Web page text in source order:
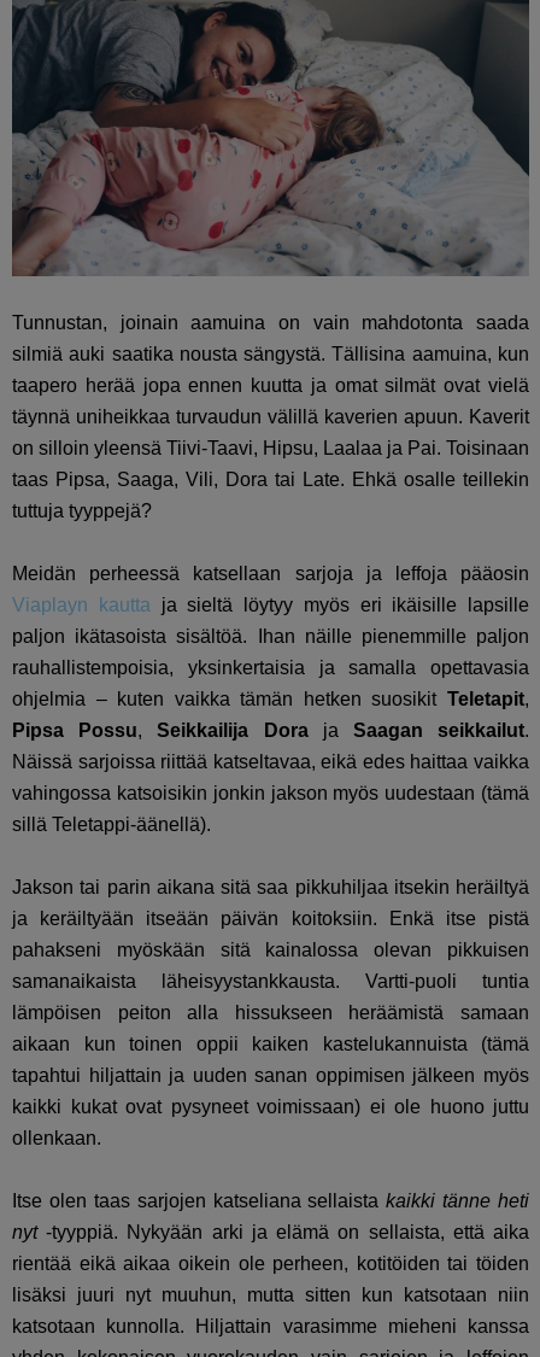
Tunnustan, joinain aamuina on vain mahdotonta saada
silmiä auki saatika nousta sängystä. Tällisina aamuina, kun
taapero herää jopa ennen kuutta ja omat silmät ovat vielä
täynnä uniheikkaa turvaudun välillä kaverien apuun. Kaverit
on silloin yleensä Tiivi-Taavi, Hipsu, Laalaa ja Pai. Toisinaan
taas Pipsa, Saaga, Vili, Dora tai Late. Ehkä osalle teillekin
tuttuja tyyppejä?
Meidän perheessä katsellaan sarjoja ja leffoja pääosin
Viaplayn kauttaja sieltä löytyy myös eri ikäisille lapsille
paljon ikätasoista sisältöä. Ihan näille pienemmille paljon
rauhallistempoisia, yksinkertaisia ja samalla opettavasia
ohjelmia – kuten vaikka tämän hetken suosikitTeletapit,
Pipsa Possu,Seikkailija Doraja Saagan seikkailut.
Näissä sarjoissa riittää katseltavaa, eikä edes haittaa vaikka
vahingossa katsoisikin jonkin jakson myös uudestaan (tämä
sillä Teletappi-äänellä).
Jakson tai parin aikana sitä saa pikkuhiljaa itsekin heräiltyä
ja keräiltyään itseään päivän koitoksiin. Enkä itse pistä
pahakseni myöskään sitä kainalossa olevan pikkuisen
samanaikaista läheisyystankkausta. Vartti-puoli tuntia
lämpöisen peiton alla hissukseen heräämistä samaan
aikaan kun toinen oppii kaiken kastelukannuista (tämä
tapahtui hiljattain ja uuden sanan oppimisen jälkeen myös
kaikki kukat ovat pysyneet voimissaan) ei ole huono juttu
ollenkaan.
Itse olen taas sarjojen katseliana sellaistakaikki tänne heti
nyt-tyyppiä. Nykyään arki ja elämä on sellaista, että aika
rientää eikä aikaa oikein ole perheen, kotitöiden tai töiden
lisäksi juuri nyt muuhun, mutta sitten kun katsotaan niin
katsotaan kunnolla. Hiljattain varasimme mieheni kanssa